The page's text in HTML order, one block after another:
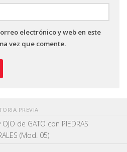
electrónico y web en este
vez que comente.
PREVIA
de GATO con PIEDRAS
(Mod. 05)